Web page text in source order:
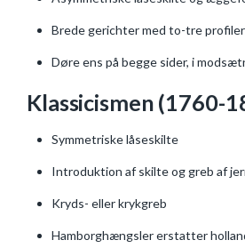
Brede gerichter med to-tre
Døre ens på begge sider, i
Klassicismen (1760-
Symmetriske låseskilte
Introduktion af skilte og greb af
Kryds- eller krykgreb
Hamborghængsler erstatter